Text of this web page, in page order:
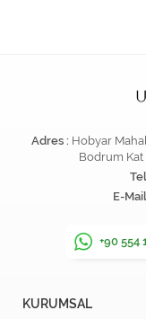
Adres : Hobyar
Bodrum Kat
E-
+90 554
KURUMSAL